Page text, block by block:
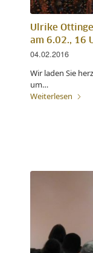
Ulrike
am 6.02., 16
04.02.2016
Wir laden Sie
um…
Weiterlesen